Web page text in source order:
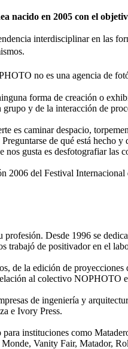
nacido en 2005 con el
interdisciplinar en
no es una agencia de
forma de creación o
y de la interacción de
es caminar despacio,
de qué está hecho
gusta es desfotografiar las
del Festival
Desde 1996 se
trabajó de positivador en el
de la edición de
al colectivo NOPHOTO
de ingeniería y
e Ivory Press.
para instituciones como
Vanity Fair, Matador,